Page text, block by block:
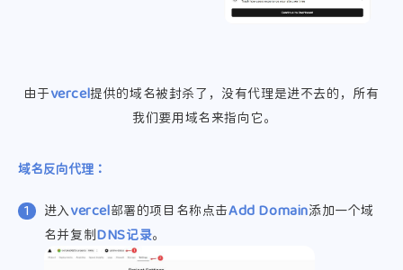
由于 vercel 提供的域名被封杀了，没有代理是进不去的，所有
我们要用域名来指向它。
域名反向代理：
进入 vercel 部署的项目名称点击Add Domain添加一个域
名并复制 DNS记录。